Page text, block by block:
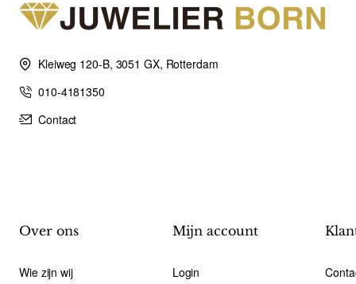
Kleiweg 120-B, 3051 GX, Rotterdam
010-4181350
Contact
Over ons
Wie zijn wij
Mijn account
Login